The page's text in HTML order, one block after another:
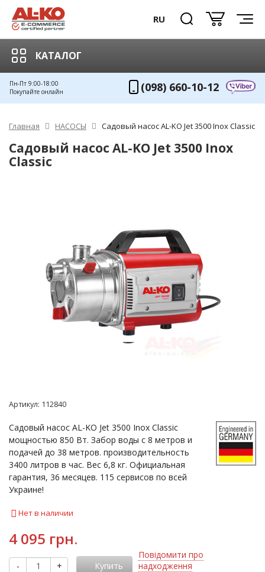
RU
КАТАЛОГ
Пн-Пт 9:00-18:00
Покупайте онлайн
(098) 660-10-12
Главная НАСОСЫ Садовый насос AL-KO Jet 3500 Inox Classic
Садовый насос AL-KO Jet 3500 Inox
Classic
Артикул: 112840
Садовый насос AL-KO Jet 3500 Inox Classic
мощностью 850 Вт. Забор воды с 8 метров и
подачей до 38 метров. производительность
3400 литров в час. Вес 6,8 кг. Официальная
гарантия, 36 месяцев. 115 сервисов по всей
Украине!
Нет в наличии
4 095 грн.
- + Купить
Повідомити про
надходження